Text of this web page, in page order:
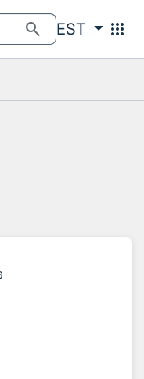
search EST apps